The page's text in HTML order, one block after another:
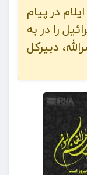
در پیام
را در به
دبیرکل